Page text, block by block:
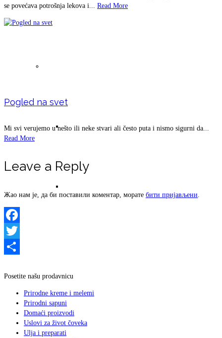
VODA
Detoksikacija ishranom
zeolitu ono što bi trebali da znate
se povećava potrošnja lekova i... Read More
Pogled na svet
Mi svi verujemo u nešto ili neke stvari ali često puta i nismo sigurni da...
Read More
Leave a Reply
Жао нам је, да би поставили коментар, морате бити пријављени
Facebook
Twitter
Posetite našu prodavnicu
Prirodne kreme i melemi
Prirodni sapuni
Domaći proizvodi
Uslovi za život čoveka
Ulja i preparati